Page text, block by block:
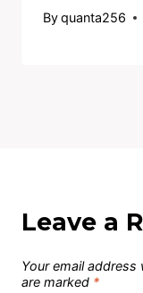
Byquanta256
Leave a
Your email
are marked *